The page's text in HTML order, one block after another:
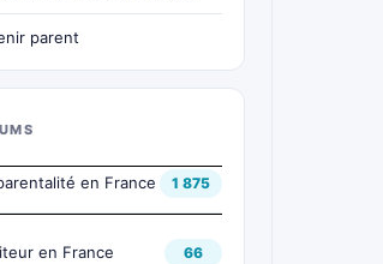
parent
en France 1 875
en France 66